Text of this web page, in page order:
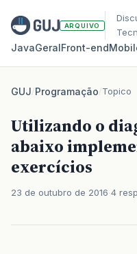
ARQUIVO
JavaGeralFront‑end
GUJ/Programação/Topico
Utilizando o
abaixo
exercícios
23 de outubro de 2016 4